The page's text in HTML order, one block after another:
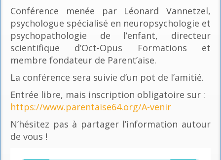
Conférence menée par Léonard Vannetzel,
psychologue spécialisé en neuropsychologie et
psychopathologie de l’enfant, directeur
scientifique d’Oct-Opus Formations et
membre fondateur de Parent’aise.
La conférence sera suivie d’un pot de l’amitié.
Entrée libre, mais inscription obligatoire sur :
https://www.parentaise64.org/A-venir
N’hésitez pas à partager l’information autour
de vous !